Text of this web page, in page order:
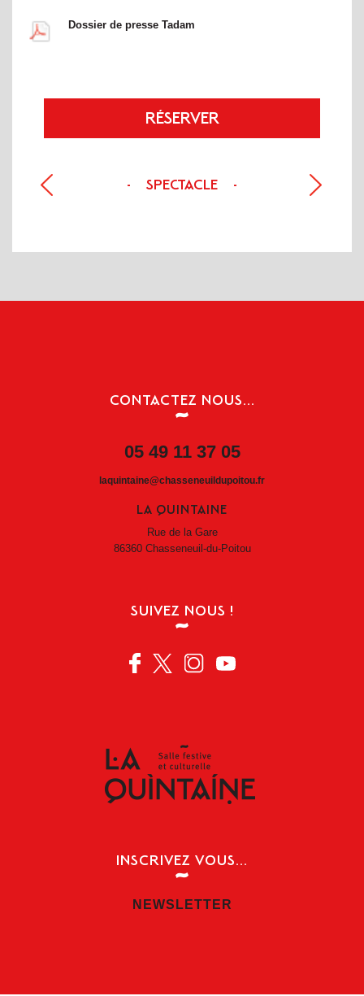
Dossier de presse Tadam
RÉSERVER
- SPECTACLE -
CONTACTEZ NOUS...
05 49 11 37 05
laquintaine@chasseneuildupoitou.fr
LA QUINTAINE
Rue de la Gare
86360 Chasseneuil-du-Poitou
SUIVEZ NOUS !
INSCRIVEZ VOUS...
NEWSLETTER